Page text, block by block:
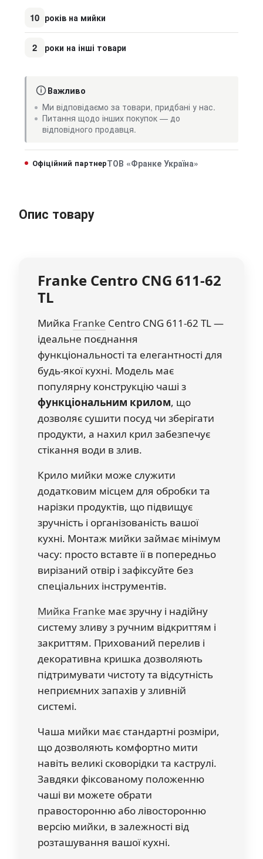
10 років на мийки
2 роки на інші товари
Важливо
Ми відповідаємо за товари, придбані у нас.
Питання щодо інших покупок — до
відповідного продавця.
Офіційний партнерТОВ «Франке Україна»
Опис товару
Franke Centro CNG 611-62
TL
Мийка Franke Centro CNG 611-62 TL —
ідеальне поєднання
функціональності та елегантності для
будь-якої кухні. Модель має
популярну конструкцію чаші з
функціональним крилом, що
дозволяє сушити посуд чи зберігати
продукти, а нахил крил забезпечує
стікання води в злив.
Крило мийки може служити
додатковим місцем для обробки та
нарізки продуктів, що підвищує
зручність і організованість вашої
кухні. Монтаж мийки займає мінімум
часу: просто вставте її в попередньо
вирізаний отвір і зафіксуйте без
спеціальних інструментів.
Мийка Franke має зручну і надійну
систему зливу з ручним відкриттям і
закриттям. Прихований перелив і
декоративна кришка дозволяють
підтримувати чистоту та відсутність
неприємних запахів у зливній
системі.
Чаша мийки має стандартні розміри,
що дозволяють комфортно мити
навіть великі сковорідки та каструлі.
Завдяки фіксованому положенню
чаші ви можете обрати
правосторонню або лівосторонню
версію мийки, в залежності від
розташування вашої кухні.